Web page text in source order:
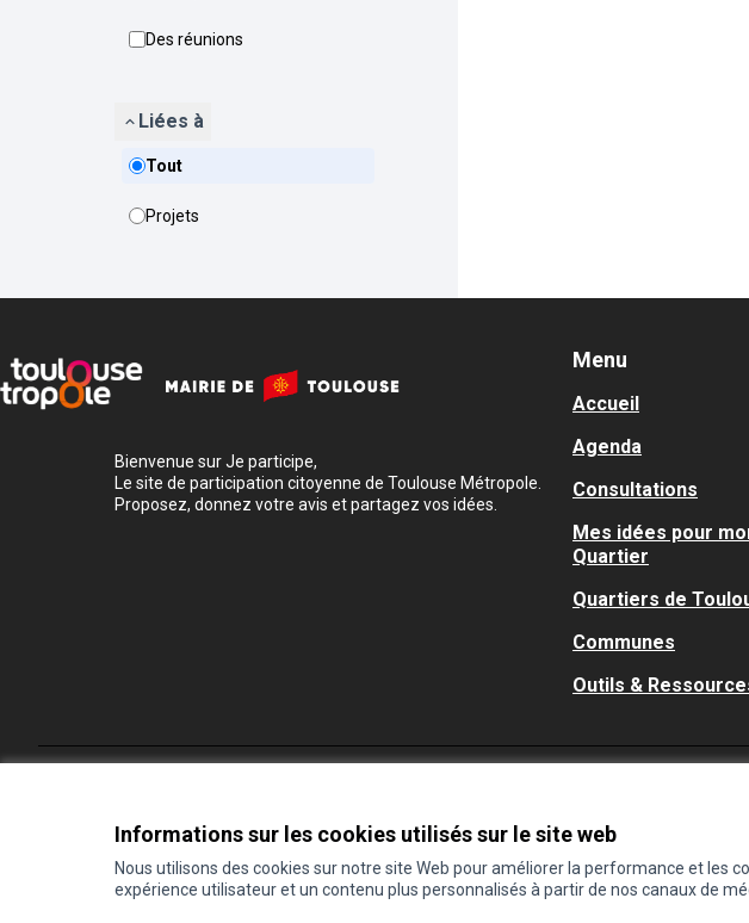
Informations sur les cookies utilisés sur le site web
Nous utilisons des cookies sur notre site Web pour améliorer la performance et les
expérience utilisateur et un contenu plus personnalisés à partir de nos canaux de
Des réunions
Liées à
Tout
Projets
Bienvenue sur Je participe,
Le site de participation citoyenne de Toulouse Métropole.
Proposez, donnez votre avis et partagez vos idées.
Menu
Accueil
Agenda
Consultations
Mes idées pour
Quartier
Quartiers de
Communes
Outils &